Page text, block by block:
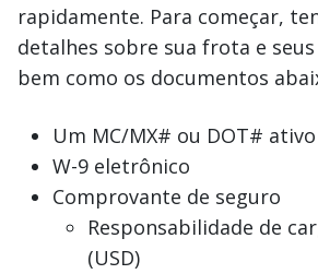
rapidamente. Para começar,
detalhes sobre sua frota e
bem como os documentos
Um MC/MX# ou DOT# ativo
W-9 eletrônico
Comprovante de seguro
Responsabilidade de
(USD)